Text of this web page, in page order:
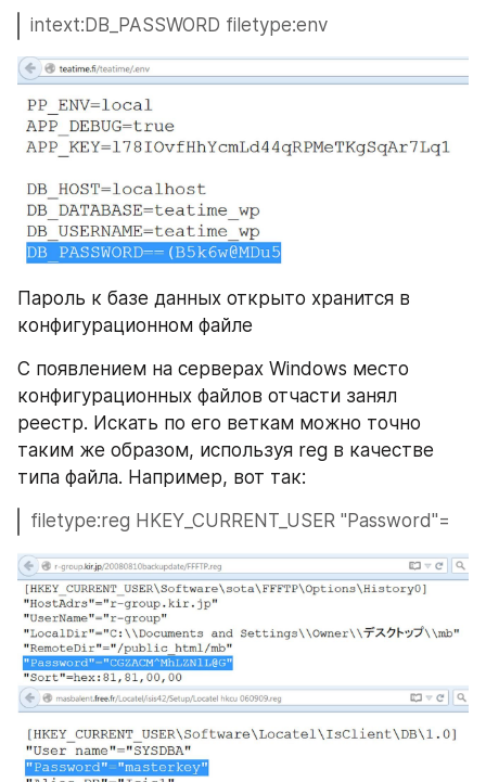
intext:DB_PASSWORD filetype:env
Пароль к базе данных открыто хранится в
конфигурационном файле
С появлением на серверах Windows место
конфигурационных файлов отчасти занял
реестр. Искать по его веткам можно точно
таким же образом, используя reg в качестве
типа файла. Например, вот так:
filetype:reg HKEY_CURRENT_USER "Password"=